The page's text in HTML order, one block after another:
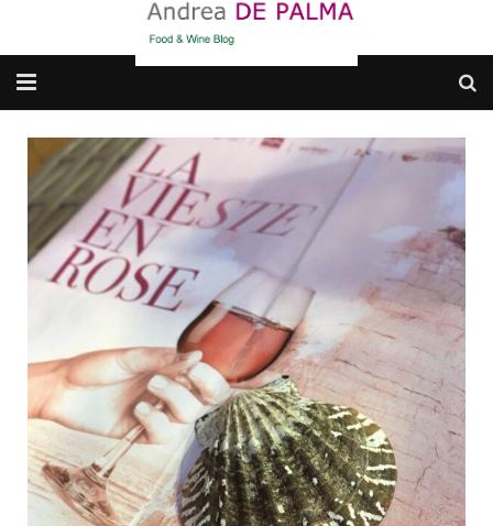
Galleria fotografica
Chi sono
cosa BERE
dove MANGIARE
dove ANDARE
Punti di vista e approfondimenti
Contatti